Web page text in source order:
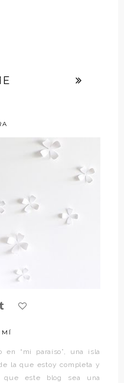
MÍ
en “mi paraíso”, una isla
la que estoy completa y
que este blog sea una